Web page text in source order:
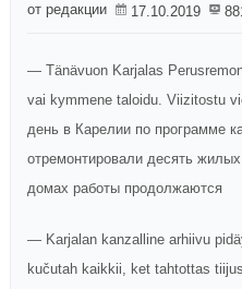
от редакции 17.10.2019
— Tänävuon Karjalas
vai kymmene taloidu. Viizitostu
день в Карелии по программе
отремонтировали десять
домах работы продолжаются
— Karjalan kanzalline arhiivu
kučutah kaikkii, ket tahtottas